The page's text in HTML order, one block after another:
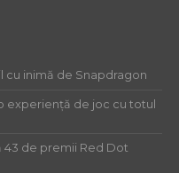
cu inimă de Snapdragon
experiență de joc cu totul
43 de premii Red Dot